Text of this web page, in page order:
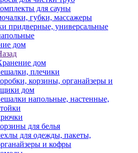
для сауны
губки, массажеры
придверные, универсальные
дом
дом
плечики
корзины, органайзеры и
дом
напольные, настенные,
для белья
для одежды, пакеты,
и кофры